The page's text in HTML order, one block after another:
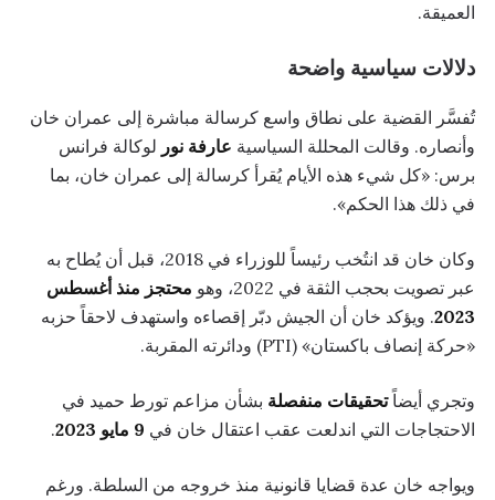
العميقة.
دلالات سياسية واضحة
تُفسَّر القضية على نطاق واسع كرسالة مباشرة إلى عمران خان
وأنصاره. وقالت المحللة السياسية عارفة نور لوكالة فرانس
برس: «كل شيء هذه الأيام يُقرأ كرسالة إلى عمران خان، بما
في ذلك هذا الحكم».
وكان خان قد انتُخب رئيساً للوزراء في 2018، قبل أن يُطاح به
عبر تصويت بحجب الثقة في 2022، وهو
محتجز منذ أغسطس
2023. ويؤكد خان أن الجيش دبّر إقصاءه واستهدف لاحقاً حزبه
«حركة إنصاف باكستان» (PTI) ودائرته المقربة.
وتجري أيضاًتحقيقات منفصلة بشأن مزاعم تورط حميد في
الاحتجاجات التي اندلعت عقب اعتقال خان في 9 مايو 2023 .
ويواجه خان عدة قضايا قانونية منذ خروجه من السلطة. ورغم